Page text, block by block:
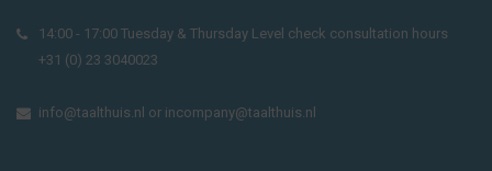
14:00 - 17:00 Tuesday & Thursday Level check consultation hours
+31 (0) 23 3040023
info@taalthuis.nl or incompany@taalthuis.nl